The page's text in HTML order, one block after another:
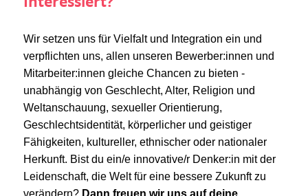
Wir setzen uns für Vielfalt und Integration ein und
verpflichten uns, allen unseren Bewerber:innen und
Mitarbeiter:innen gleiche Chancen zu bieten -
unabhängig von Geschlecht, Alter, Religion und
Weltanschauung, sexueller Orientierung,
Geschlechtsidentität, körperlicher und geistiger
Fähigkeiten, kultureller, ethnischer oder nationaler
Herkunft. Bist du ein/e innovative/r Denker:in mit der
Leidenschaft, die Welt für eine bessere Zukunft zu
verändern? Dann freuen wir uns auf deine